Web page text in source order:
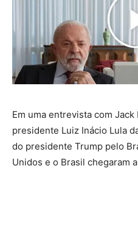
Em uma entrevista com
presidente Luiz Inácio Lula
do presidente Trump pelo
Unidos e o Brasil chegaram